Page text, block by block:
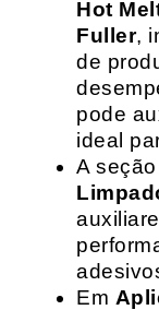
Hot
Fuller,
de
pode
ideal
A
Em